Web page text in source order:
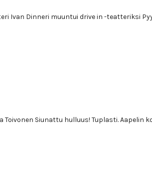
Ivan Dinneri muuntui drive in -teatteriksi
Toivonen Siunattu hulluus! Tuplasti.